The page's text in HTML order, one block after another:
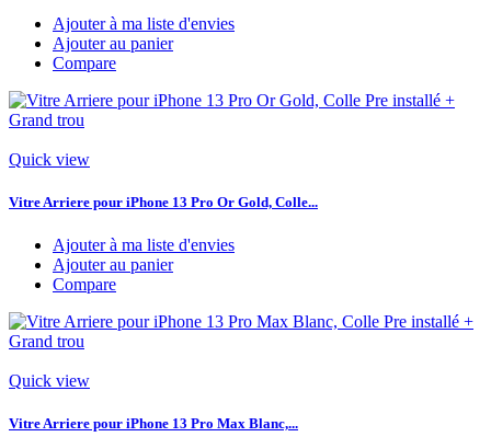
Ajouter à ma liste d'envies
Ajouter au panier
Compare
Quick view
Vitre Arriere pour iPhone 13 Pro Or Gold, Colle...
Ajouter à ma liste d'envies
Ajouter au panier
Compare
Quick view
Vitre Arriere pour iPhone 13 Pro Max Blanc,...